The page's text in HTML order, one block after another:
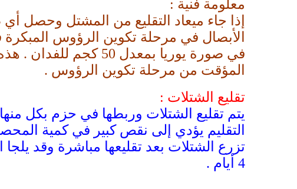
معلومة فنية :
إذا جاء ميعاد التقليع من المشتل
الأبصال في مرحلة تكوين الرؤوس
في صورة يوريا
المؤقت من مرحلة تكوين الرؤوس .
تقليع الشتلات :
التقليم يؤدي إلى نقص كبير في كمية
4 أيام .